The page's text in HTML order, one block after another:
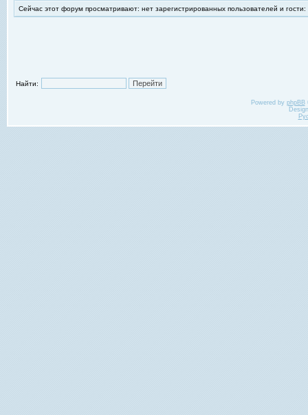
Сейчас этот форум просматривают: нет зарегистрированных пользователей и гости:
Найти:
Powered by phpBB